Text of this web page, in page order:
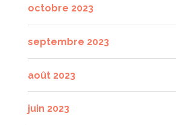
octobre 2023
septembre 2023
août 2023
juin 2023